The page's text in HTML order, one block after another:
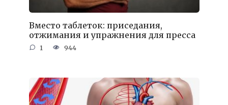
Вместо таблеток: приседания,
отжимания и упражнения для пресса
1 944